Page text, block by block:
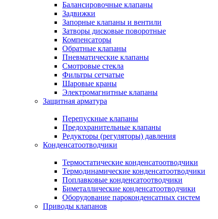
Балансировочные клапаны
Задвижки
Запорные клапаны и вентили
Затворы дисковые поворотные
Компенсаторы
Обратные клапаны
Пневматические клапаны
Смотровые стекла
Фильтры сетчатые
Шаровые краны
Электромагнитные клапаны
Защитная арматура
Перепускные клапаны
Предохранительные клапаны
Редукторы (регуляторы) давления
Конденсатоотводчики
Термостатические конденсатоотводчики
Термодинамические конденсатоотводчики
Поплавковые конденсатоотводчики
Биметаллические конденсатоотводчики
Оборудование пароконденсатных систем
Приводы клапанов